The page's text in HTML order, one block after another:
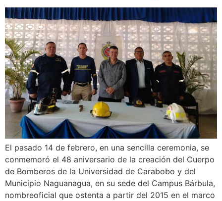
El pasado 14 de febrero, en una sencilla ceremonia, se
conmemoró el 48 aniversario de la creación del Cuerpo
de Bomberos de la Universidad de Carabobo y del
Municipio Naguanagua, en su sede del Campus Bárbula,
nombreoficial que ostenta a partir del 2015 en el marco